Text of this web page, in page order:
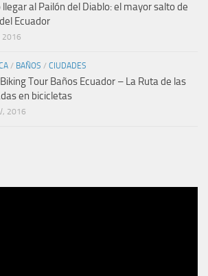
llegar al Pailón del Diablo: el mayor salto de
Ecuador
2016
/ BAÑOS / CIUDADES
Biking Tour Baños Ecuador – La Ruta de las
en bicicletas
2016